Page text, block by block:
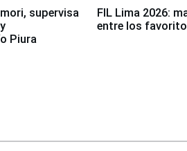
supervisa
Piura
FIL Lima 2026:
entre los